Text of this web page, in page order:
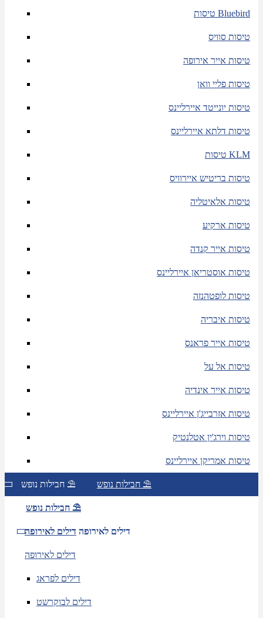
טיסות Bluebird
טיסות סוויס
טיסות אייר אירופה
טיסות פליי וואן
טיסות יונייטד איירליינס
טיסות דלתא איירליינס
טיסות KLM
טיסות בריטיש איירוויס
טיסות אלאיטליה
טיסות ארקיע
טיסות אייר קנדה
טיסות אוסטריאן איירליינס
טיסות לופטהנזה
טיסות איבריה
טיסות אייר פראנס
טיסות אל על
טיסות אייר אינדיה
טיסות אזרבייג'ן איירליינס
טיסות וירג'ין אטלנטיק
טיסות אמריקן איירליינס
חבילות נופש ⛱ חבילות נופש ⛱
חבילות נופש ⛱
דילים לאירופה דילים לאירופה
דילים לאירופה
דילים לפראג
דילים לבוקרשט